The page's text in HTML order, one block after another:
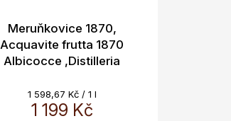
Meruňkovice 1870,
Acquavite frutta 1870
Albicocce ,Distilleria
1 199 Kč
Měrná
cena:
1 598,67 Kč / 1 l